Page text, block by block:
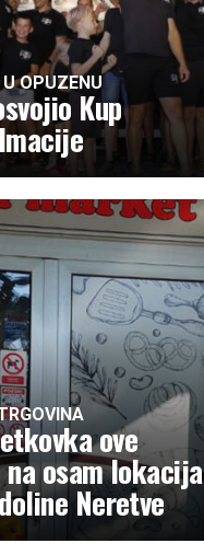
OPUZENU
Kup
ove
osam lokacija
Neretve